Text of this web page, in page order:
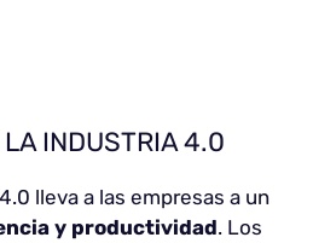
INDUSTRIA 4.0
lleva a las empresas a un
y productividad. Los